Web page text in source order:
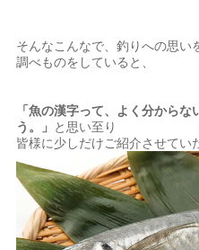
そんなこんなで、釣りへの思い
調べものをしていると、
「魚の漢字って、よく分から
う。」 と思い至り
皆様に少しだけご紹介させてい